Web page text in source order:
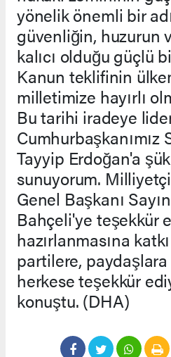
yönelik önemli bir
güvenliğin, huzurun
kalıcı olduğu güçlü
Kanun teklifinin
milletimize hayırlı
Bu tarihi iradeye
Cumhurbaşkanımız
Tayyip Erdoğan'a
sunuyorum.
Genel Başkanı
Bahçeli'ye teşekkür
hazırlanmasına
partilere,
herkese teşekkür
konuştu. (DHA)